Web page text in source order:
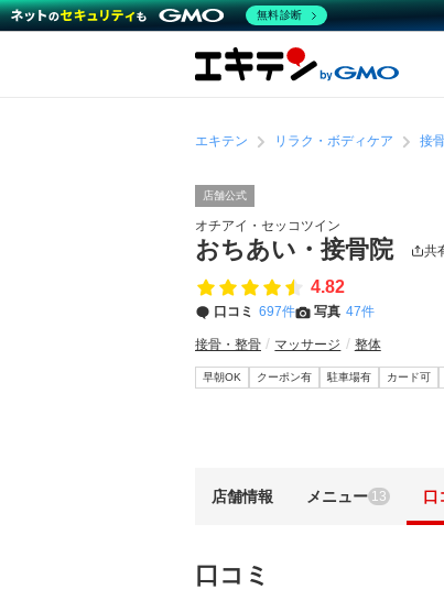
エキテン リラク・ボディケア 接
店舗公式
オチアイ・セッコツイン
おちあい・接骨院 共
4.82
口コミ 697件 写真 47件
接骨・整骨 マッサージ 整体
早朝OK クーポン有 駐車場有 カード可
店舗情報 メニュー 13 口
口コミ
無料診断